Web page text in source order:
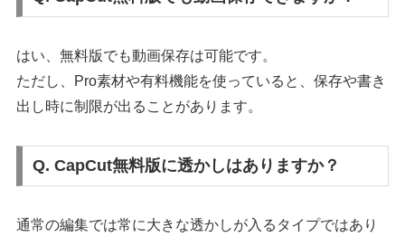
はい、無料版でも動画保存は可能です。
ただし、Pro素材や有料機能を使っていると、保存や書き
出し時に制限が出ることがあります。
Q. CapCut無料版に透かしはありますか？
通常の編集では常に大きな透かしが入るタイプではあり